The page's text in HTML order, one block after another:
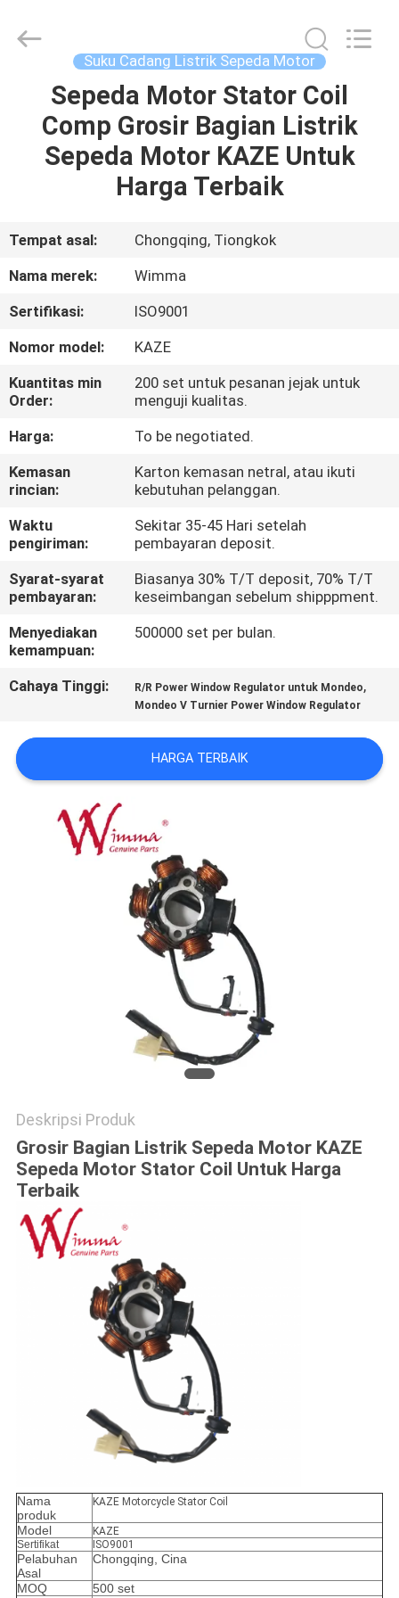
RUMAH
PRODUK
TENTANG
TUR
PABRIK
KONTROL
KUALITAS
BERITA
MINTA
KUTIPAN
SITUS
KEBIJAKAN
PRIBADI
Spare
Parts
Suku Cadang Listrik Sepeda Motor
Sepeda Motor Stator Coil
Comp Grosir Bagian Listrik
Sepeda Motor KAZE Untuk
Harga Terbaik
Tempat asal:
Chongqing, Tiongkok
Nama merek:
Wimma
Sertifikasi:
ISO9001
Nomor model:
KAZE
Kuantitas min
Order:
200 set untuk pesanan jejak untuk
menguji kualitas.
Harga:
To be negotiated.
Kemasan
rincian:
Karton kemasan netral, atau ikuti
kebutuhan pelanggan.
Waktu
pengiriman:
Sekitar 35-45 Hari setelah
pembayaran deposit.
Syarat-syarat
pembayaran:
Biasanya 30% T/T deposit, 70% T/T
keseimbangan sebelum shipppment.
Menyediakan
kemampuan:
500000 set per bulan.
Cahaya Tinggi: R/R Power Window Regulator untuk Mondeo,
Mondeo V Turnier Power Window Regulator
HARGA TERBAIK
Deskripsi Produk
Grosir Bagian Listrik Sepeda Motor KAZE
Sepeda Motor Stator Coil Untuk Harga
Terbaik
Nama
produk
KAZE Motorcycle Stator Coil
Model
KAZE
Sertifikat
ISO9001
Pelabuhan
Asal
Chongqing, Cina
MOQ
500 set